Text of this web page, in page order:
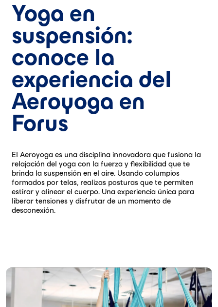
Yoga en
suspensión:
conoce la
experiencia del
Aeroyoga en
Forus
El Aeroyoga es una disciplina innovadora que fusiona la
relajación del yoga con la fuerza y flexibilidad que te
brinda la suspensión en el aire. Usando columpios
formados por telas, realizas posturas que te permiten
estirar y alinear el cuerpo. Una experiencia única para
liberar tensiones y disfrutar de un momento de
desconexión.